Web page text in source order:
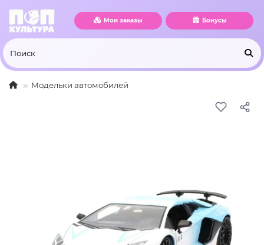
Мои заказы Бонусы
Модельки автомобилей